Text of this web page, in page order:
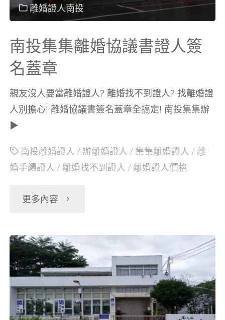
協
證
人
名
蓋
離婚證人南投
南投集集離婚協議書證人簽
名蓋章
親友沒人要當離婚證人? 離婚找不到證人? 找離婚證
人別擔心! 離婚協議書簽名蓋章全搞定! 南投集集辦
▶
南投離婚證人 / 辦離婚證人 / 集集離婚證人 / 離
婚手續證人 / 離婚找不到證人 / 離婚證人價格
更多內容 "南
集
集
離